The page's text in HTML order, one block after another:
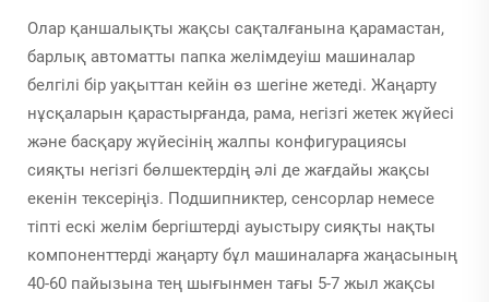
Олар қаншалықты жақсы сақталғанына қарамастан,
барлық автоматты папка желімдеуіш машиналар
белгілі бір уақыттан кейін өз шегіне жетеді. Жаңарту
нұсқаларын қарастырғанда, рама, негізгі жетек жүйесі
және басқару жүйесінің жалпы конфигурациясы
сияқты негізгі бөлшектердің әлі де жағдайы жақсы
екенін тексеріңіз. Подшипниктер, сенсорлар немесе
тіпті ескі желім бергіштерді ауыстыру сияқты нақты
компоненттерді жаңарту бұл машиналарға жаңасының
40-60 пайызына тең шығынмен тағы 5-7 жыл жақсы